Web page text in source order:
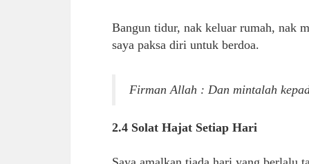
Bangun tidur, nak keluar rumah, nak
saya paksa diri untuk berdoa.
Firman Allah : Dan mintalah
2.4 Solat Hajat Setiap Hari